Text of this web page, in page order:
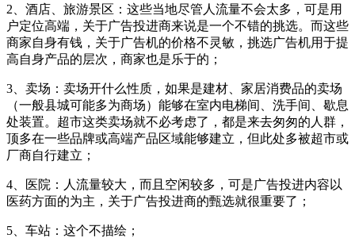
2、酒店、旅游景区：这些当地尽管人流量不会太多，可是用
户定位高端，关于广告投进商来说是一个不错的挑选。而这些
商家自身有钱，关于广告机的价格不灵敏，挑选广告机用于提
高自身产品的层次，商家也是乐于的；
3、卖场：卖场开什么性质，如果是建材、家居消费品的卖场
（一般县城可能多为商场）能够在室内电梯间、洗手间、歇息
处装置。超市这类卖场就不必考虑了，都是来去匆匆的人群，
顶多在一些品牌或高端产品区域能够建立，但此处多被超市或
厂商自行建立；
4、医院：人流量较大，而且空闲较多，可是广告投进内容以
医药方面的为主，关于广告投进商的甄选就很重要了；
5、车站：这个不描绘；